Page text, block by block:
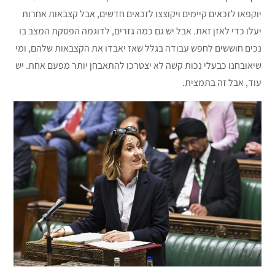
יוקפאו לזכאים קיימים ויקוצצו לזכאים חדשים, אבל קצבאות אחרות
יעלו כדי לאזן זאת. אבל יש גם כמה גזרים, לדוגמה הפסקת המצב בו
נכים חוששים לחפש עבודה בגלל שאז יאבדו את הקצבאות שלהם, ומי
שיאובחנו כבעלי נכות קשה לא יצטרכו להתאבחן יותר מפעם אחת. יש
עוד, אבל זה בתמצית.